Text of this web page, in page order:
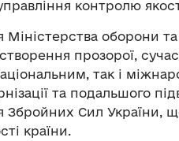
контролю
Міністерства оборони
прозорої,
так і
та подальшого
Збройних Сил України,
країни.